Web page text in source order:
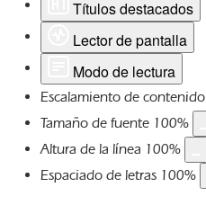
Títulos destacados
Lector de pantalla
Modo de lectura
Escalamiento de contenido
Tamaño de fuente 100%
Altura de la línea 100%
Espaciado de letras 100%